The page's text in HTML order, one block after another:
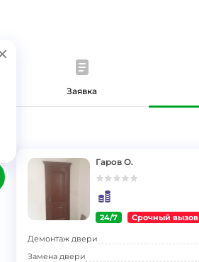
Заявка
Гаров О.
24/7 Срочный вызов
Демонтаж двери
Замена двери